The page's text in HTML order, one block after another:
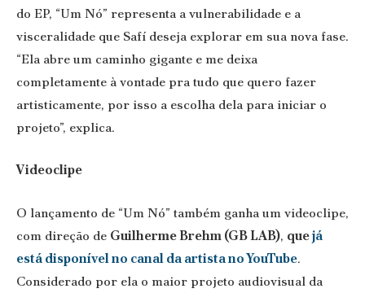
do EP, “Um Nó” representa a vulnerabilidade e a
visceralidade que Safí deseja explorar em sua nova fase.
“Ela abre um caminho gigante e me deixa
completamente à vontade pra tudo que quero fazer
artisticamente, por isso a escolha dela para iniciar o
projeto”, explica.
Videoclipe
O lançamento de “Um Nó” também ganha um videoclipe,
com direção de Guilherme Brehm (GB LAB), quejá
está disponível no canal da artista no YouTube.
Considerado por ela o maior projeto audiovisual da